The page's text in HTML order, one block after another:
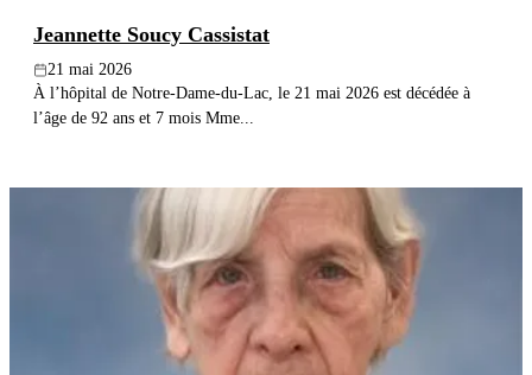
Jeannette Soucy Cassistat
21 mai 2026
À l’hôpital de Notre-Dame-du-Lac, le 21 mai 2026 est décédée à
l’âge de 92 ans et 7 mois Mme...